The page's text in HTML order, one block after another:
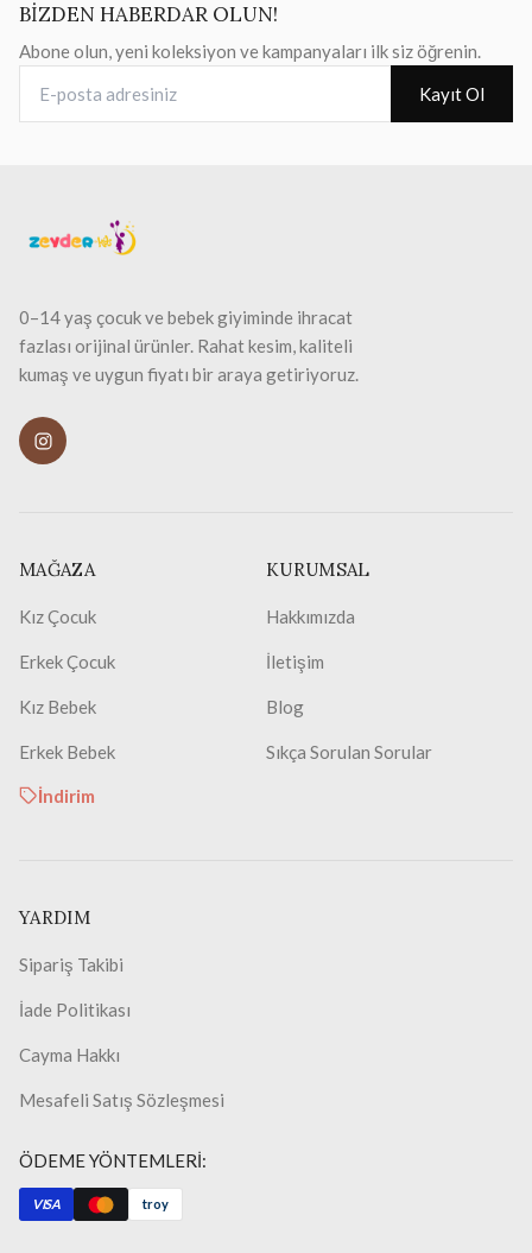
BİZDEN HABERDAR OLUN!
Abone olun, yeni koleksiyon ve kampanyaları ilk siz öğrenin.
Kayıt Ol
0–14 yaş çocuk ve bebek giyiminde ihracat
fazlası orijinal ürünler. Rahat kesim, kaliteli
kumaş ve uygun fiyatı bir araya getiriyoruz.
MAĞAZA
Kız Çocuk
Erkek Çocuk
Kız Bebek
Erkek Bebek
İndirim
KURUMSAL
Hakkımızda
İletişim
Blog
Sıkça Sorulan Sorular
YARDIM
Sipariş Takibi
İade Politikası
Cayma Hakkı
Mesafeli Satış Sözleşmesi
ÖDEME YÖNTEMLERİ:
VISA troy